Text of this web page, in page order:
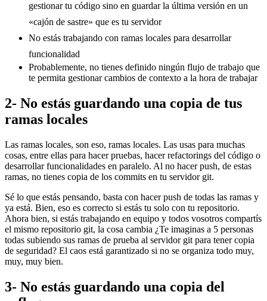
gestionar tu código sino en guardar la última versión en un
«cajón de sastre» que es tu servidor
No estás trabajando con ramas locales para desarrollar
funcionalidad
Probablemente, no tienes definido ningún flujo de trabajo que
te permita gestionar cambios de contexto a la hora de trabajar
2- No estás guardando una copia de tus
ramas locales
Las ramas locales, son eso, ramas locales. Las usas para muchas
cosas, entre ellas para hacer pruebas, hacer refactorings del código o
desarrollar funcionalidades en paralelo. Al no hacer push, de estas
ramas, no tienes copia de los commits en tu servidor git.
Sé lo que estás pensando, basta con hacer push de todas las ramas y
ya está. Bien, eso es correcto si estás tu solo con tu repositorio.
Ahora bien, si estás trabajando en equipo y todos vosotros compartís
el mismo repositorio git, la cosa cambia ¿Te imaginas a 5 personas
todas subiendo sus ramas de prueba al servidor git para tener copia
de seguridad? El caos está garantizado si no se organiza todo muy,
muy, muy bien.
3- No estás guardando una copia del